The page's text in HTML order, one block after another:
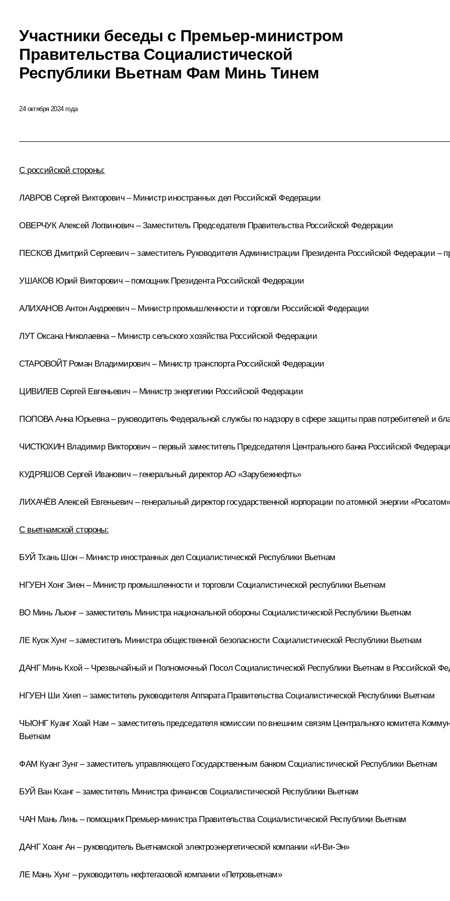
Участники беседы с Премьер-министром
Правительства Социалистической
Республики Вьетнам Фам Минь Тинем
24 октября 2024 года
С российской стороны:
ЛАВРОВ Сергей Викторович – Министр иностранных дел Российской Федерации
ОВЕРЧУК Алексей Логвинович – Заместитель Председателя Правительства Российской Федерации
ПЕСКОВ Дмитрий Сергеевич – заместитель Руководителя Администрации Президента Российской Федерации –
УШАКОВ Юрий Викторович – помощник Президента Российской Федерации
АЛИХАНОВ Антон Андреевич – Министр промышленности и торговли Российской Федерации
ЛУТ Оксана Николаевна – Министр сельского хозяйства Российской Федерации
СТАРОВОЙТ Роман Владимирович – Министр транспорта Российской Федерации
ЦИВИЛЕВ Сергей Евгеньевич – Министр энергетики Российской Федерации
ПОПОВА Анна Юрьевна – руководитель Федеральной службы по надзору в сфере защиты прав потребителей и
ЧИСТЮХИН Владимир Викторович – первый заместитель Председателя Центрального банка Российской
КУДРЯШОВ Сергей Иванович – генеральный директор АО «Зарубежнефть»
ЛИХАЧЁВ Алексей Евгеньевич – генеральный директор государственной корпорации по атомной энергии «Росатом»
С вьетнамской стороны:
БУЙ Тхань Шон – Министр иностранных дел Социалистической Республики Вьетнам
НГУЕН Хонг Зиен – Министр промышленности и торговли Социалистической республики Вьетнам
ВО Минь Лыонг – заместитель Министра национальной обороны Социалистической Республики Вьетнам
ЛЕ Куок Хунг – заместитель Министра общественной безопасности Социалистической Республики Вьетнам
ДАНГ Минь Кхой – Чрезвычайный и Полномочный Посол Социалистической Республики Вьетнам в Российской
НГУЕН Ши Хиеп – заместитель руководителя Аппарата Правительства Социалистической Республики Вьетнам
ЧЫОНГ Куанг Хоай Нам – заместитель председателя комиссии по внешним связям Центрального комитета
Вьетнам
ФАМ Куанг Зунг – заместитель управляющего Государственным банком Социалистической Республики Вьетнам
БУЙ Ван Кханг – заместитель Министра финансов Социалистической Республики Вьетнам
ЧАН Мань Линь – помощник Премьер-министра Правительства Социалистической Республики Вьетнам
ДАНГ Хоанг Ан – руководитель Вьетнамской электроэнергетической компании «И-Ви-Эн»
ЛЕ Мань Хунг – руководитель нефтегазовой компании «Петровьетнам»